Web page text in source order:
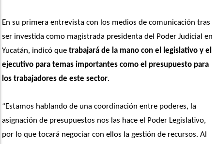
En su primera entrevista con los medios de comunicación tras
ser investida como magistrada presidenta del Poder Judicial en
Yucatán, indicó que trabajará de la mano con el legislativo y el
ejecutivo para temas importantes como el presupuesto para
los trabajadores de este sector.
“Estamos hablando de una coordinación entre poderes, la
asignación de presupuestos nos las hace el Poder Legislativo,
por lo que tocará negociar con ellos la gestión de recursos. Al